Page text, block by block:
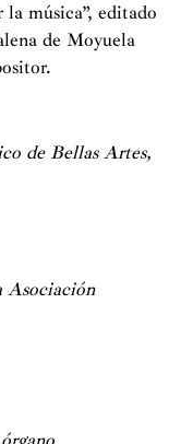
música”, editado
de Moyuela
de Bellas Artes,
Asociación